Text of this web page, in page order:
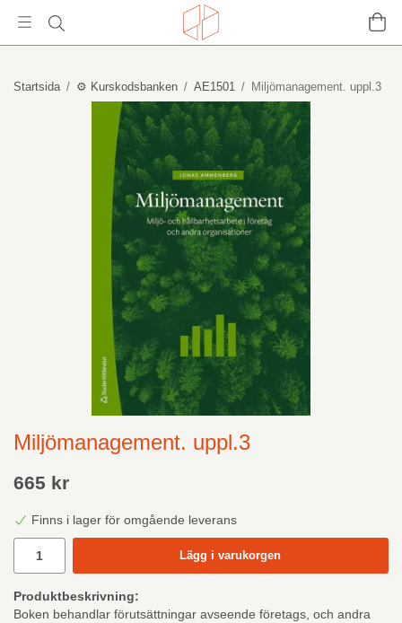
Startsida / ⚙️ Kurskodsbanken / AE1501 / Miljömanagement. uppl.3
Miljömanagement. uppl.3
665 kr
Finns i lager för omgående leverans
Lägg i varukorgen
Produktbeskrivning:
Boken behandlar förutsättningar avseende företags, och andra